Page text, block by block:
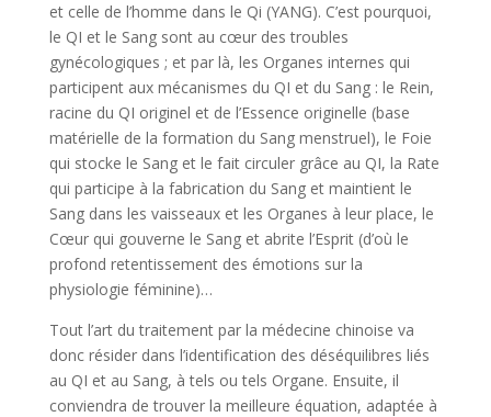
et celle de l’homme dans le Qi (YANG). C’est pourquoi,
le QI et le Sang sont au cœur des troubles
gynécologiques ; et par là, les Organes internes qui
participent aux mécanismes du QI et du Sang : le Rein,
racine du QI originel et de l’Essence originelle (base
matérielle de la formation du Sang menstruel), le Foie
qui stocke le Sang et le fait circuler grâce au QI, la Rate
qui participe à la fabrication du Sang et maintient le
Sang dans les vaisseaux et les Organes à leur place, le
Cœur qui gouverne le Sang et abrite l’Esprit (d’où le
profond retentissement des émotions sur la
physiologie féminine)…
Tout l’art du traitement par la médecine chinoise va
donc résider dans l’identification des déséquilibres liés
au QI et au Sang, à tels ou tels Organe. Ensuite, il
conviendra de trouver la meilleure équation, adaptée à